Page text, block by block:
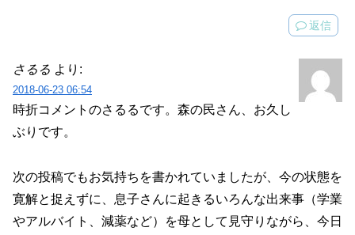
返信
さるる より:
2018-06-23 06:54
時折コメントのさるるです。森の民さん、お久し
ぶりです。
次の投稿でもお気持ちを書かれていましたが、今の状態を
寛解と捉えずに、息子さんに起きるいろんな出来事（学業
やアルバイト、減薬など）を母として見守りながら、今日